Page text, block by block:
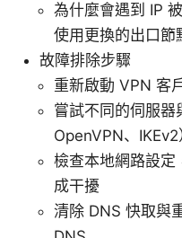
為什麼會遇到 IP
使用更換的出口節
故障排除步驟
重新啟動 VPN 客
嘗試不同的伺服器
OpenVPN、IKEv2
檢查本地網路設定
成干擾
清除 DNS 快取與